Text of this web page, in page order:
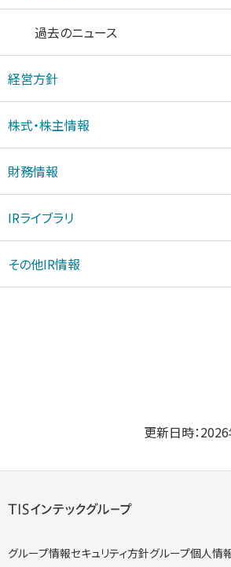
過去のニュース
経営方針
株式・株主情報
財務情報
IRライブラリ
その他IR情報
更新日時：
グループ情報セキュリティ方針グループ個人情